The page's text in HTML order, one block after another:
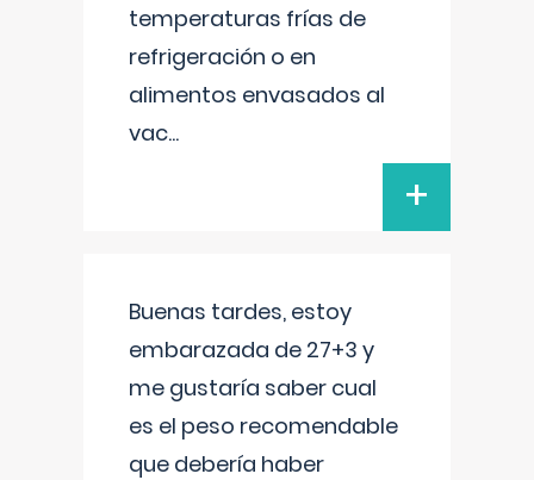
temperaturas frías de
refrigeración o en
alimentos envasados al
vac...
+
Buenas tardes, estoy
embarazada de 27+3 y
me gustaría saber cual
es el peso recomendable
que debería haber